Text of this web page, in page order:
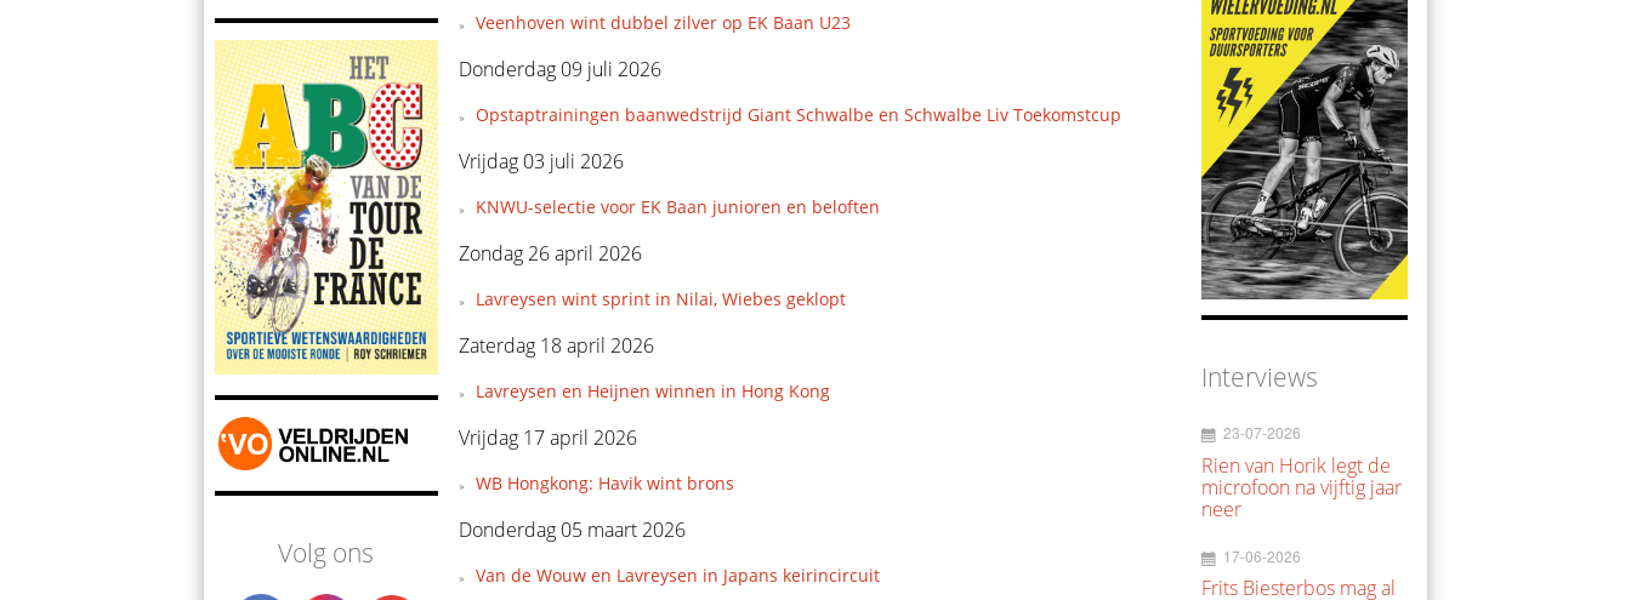
Volg ons
Veenhoven wint dubbel zilver op EK Baan U23
Donderdag 09 juli 2026
Opstaptrainingen baanwedstrijd Giant Schwalbe en Schwalbe Liv Toekomstcup
Vrijdag 03 juli 2026
KNWU-selectie voor EK Baan junioren en beloften
Zondag 26 april 2026
Lavreysen wint sprint in Nilai, Wiebes geklopt
Zaterdag 18 april 2026
Lavreysen en Heijnen winnen in Hong Kong
Vrijdag 17 april 2026
WB Hongkong: Havik wint brons
Donderdag 05 maart 2026
Van de Wouw en Lavreysen in Japans keirincircuit
Interviews
23-07-2026
Rien van Horik legt de
microfoon na vijftig jaar
neer
17-06-2026
Frits Biesterbos mag al